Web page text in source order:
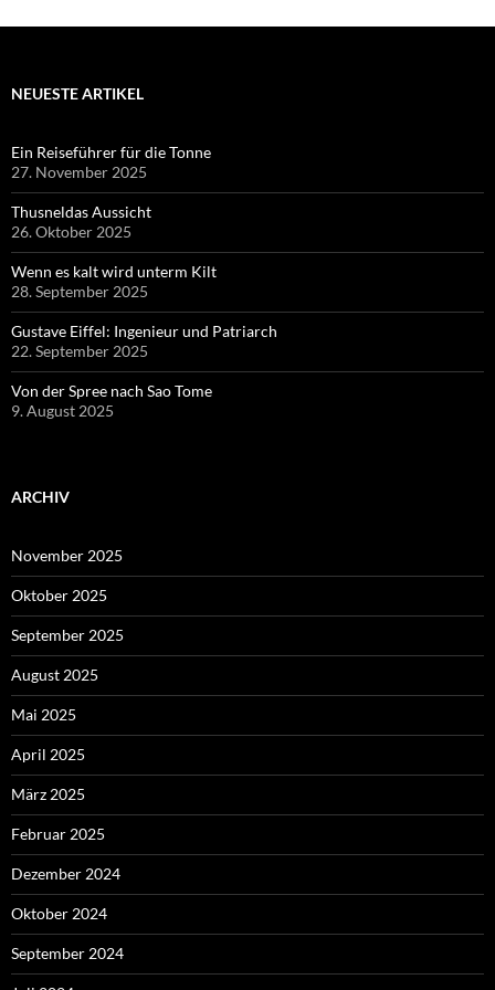
NEUESTE ARTIKEL
Ein Reiseführer für die Tonne
27. November 2025
Thusneldas Aussicht
26. Oktober 2025
Wenn es kalt wird unterm Kilt
28. September 2025
Gustave Eiffel: Ingenieur und Patriarch
22. September 2025
Von der Spree nach Sao Tome
9. August 2025
ARCHIV
November 2025
Oktober 2025
September 2025
August 2025
Mai 2025
April 2025
März 2025
Februar 2025
Dezember 2024
Oktober 2024
September 2024